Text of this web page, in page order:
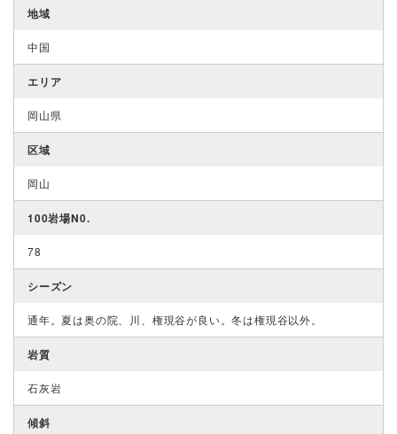
地域
中国
エリア
岡山県
区域
岡山
100岩場N0.
78
シーズン
通年。夏は奥の院、川、権現谷が良い。冬は権現谷以外。
岩質
石灰岩
傾斜